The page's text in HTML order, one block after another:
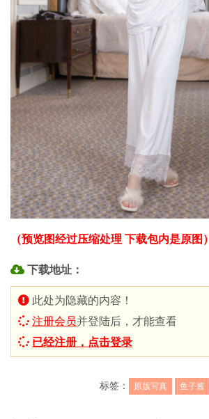
（预览图经过压缩处理 下载包内是原图）
下载地址：
此处为隐藏的内容！
注册会员并登陆后，才能查看
已经注册，点击登录
标签： 原版写真 鱼子酱